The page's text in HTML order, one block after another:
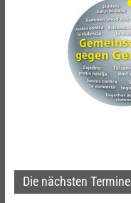
Die nächsten Termine